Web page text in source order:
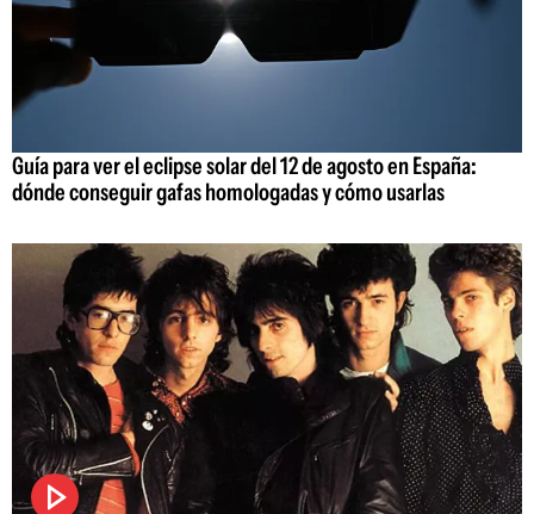
Guía para ver el eclipse solar del 12 de agosto en España:
dónde conseguir gafas homologadas y cómo usarlas